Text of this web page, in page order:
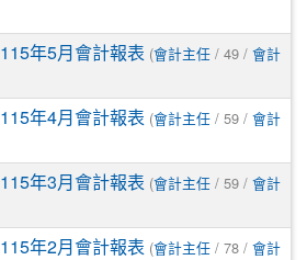
115年5月會計報表 (會計主任/ 49 / 會計
115年4月會計報表 (會計主任/ 59 / 會計
115年3月會計報表 (會計主任/ 59 / 會計
115年2月會計報表 (會計主任/ 78 / 會計